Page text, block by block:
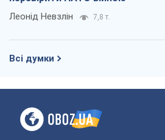
Леонід Невзлін 7,8 т.
Всі думки